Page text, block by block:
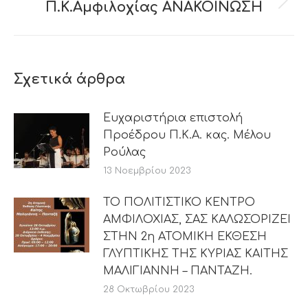
Next
Π.Κ.Αμφιλοχίας ΑΝΑΚΟΙΝΩΣΗ
Σχετικά άρθρα
Ευχαριστήρια επιστολή
Προέδρου Π.Κ.Α. κας. Μέλου
Ρούλας
13 Νοεμβρίου 2023
ΤΟ ΠΟΛΙΤΙΣΤΙΚΟ ΚΕΝΤΡΟ
ΑΜΦΙΛΟΧΙΑΣ, ΣΑΣ ΚΑΛΩΣΟΡΙΖΕΙ
ΣΤΗΝ 2η ΑΤΟΜΙΚΗ ΕΚΘΕΣΗ
ΓΛΥΠΤΙΚΗΣ ΤΗΣ ΚΥΡΙΑΣ ΚΑΙΤΗΣ
ΜΑΛΙΓΙΑΝΝΗ – ΠΑΝΤΑΖΗ.
28 Οκτωβρίου 2023